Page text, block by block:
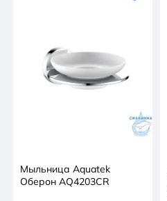
Мыльница Aquatek
Оберон AQ4203CR